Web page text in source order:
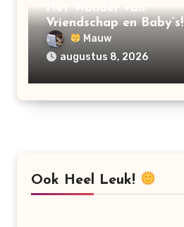
Het Wonder van
Vriendschap en Baby’s!
Mauw
augustus 8, 2026
Ook Heel Leuk!